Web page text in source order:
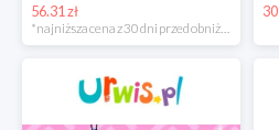
56.31 zł